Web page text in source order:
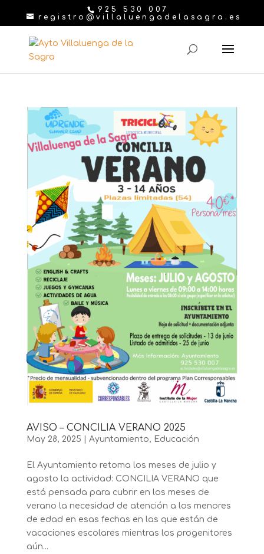
925 530 007
registro@villaluengadelasagra.es
AVISO – CONCILIA VERANO 2025
May 28, 2025 Ayuntamiento, Educación
El Ayuntamiento retoma los meses de julio y
agosto la actividad: CONCILIA VERANO que
está pensada para cubrir en los meses de
verano la necesidad de atención a los menores
de edad en esas fechas en las que están de
vacaciones escolares mientras los progenitores
aún...